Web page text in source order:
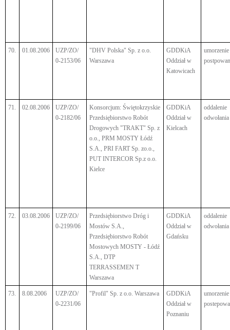
70. 01.08.2006
UZP/ZO/
0-2153/06
"DHV Polska" Sp. z o.o.
Warszawa
GDDKiA
Oddział w
Katowicach
umorzenie
71. 02.08.2006
UZP/ZO/
0-2182/06
Konsorcjum: Świętokrzyskie
Przedsiębiorstwo Robót
Drogowych "TRAKT" Sp. z
o.o., PRM MOSTY Łódź
S.A., PRI FART Sp. zo.o.,
PUT INTERCOR Sp.z o.o.
Kielce
GDDKiA
Oddział w
Kielcach
oddalenie
odwołania
72. 03.08.2006
UZP/ZO/
0-2199/06
Przedsiębiorstwo Dróg i
Mostów S.A.,
Przedsiębiorstwo Robót
Mostowych MOSTY - Łódź
S.A., DTP
TERRASSEMEN T
Warszawa
GDDKiA
Oddział w
Gdańsku
oddalenie
odwołania
73. 8.08.2006
UZP/ZO/
0-2231/06
"Profil" Sp. z o.o. Warszawa
GDDKiA
Oddział w
Poznaniu
umorzenie